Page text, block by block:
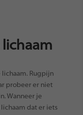
lichaam
lichaam. Rugpijn
probeer er niet
Wanneer je
dat er iets